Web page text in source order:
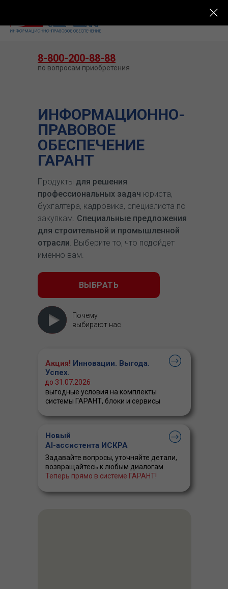
ИНФОРМАЦИОННО-
ПРАВОВОЕ
ОБЕСПЕЧЕНИЕ
ГАРАНТ
Продукты для решения
профессиональных задач юриста,
бухгалтера, кадровика, специалиста по
закупкам. Специальные предложения
для строительной и промышленной
отрасли. Выберите то, что подойдет
именно вам.
ВЫБРАТЬ
Почему
выбирают нас
Акция! Инновации. Выгода.
Успех.
выгодные условия на комплекты
системы ГАРАНТ, блоки и сервисы
до 31.07.2026
8-800-200-88-88
по вопросам приобретения
Новый
AI-ассистента ИСКРА
Задавайте вопросы, уточняйте детали,
возвращайтесь к любым диалогам.
Теперь прямо в системе ГАРАНТ!